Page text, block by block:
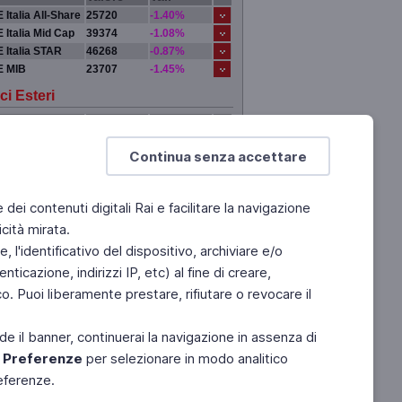
Continua senza accettare
contenuti digitali Rai e facilitare la navigazione
mirata.
l'identificativo del dispositivo, archiviare e/o
indirizzi IP, etc) al fine di creare,
Puoi liberamente prestare, rifiutare o revocare il
il banner, continuerai la navigazione in assenza di
Preferenze per selezionare in modo analitico
Italia All-Share 25720
-1.40%
Italia Mid Cap
39374
-1.08%
Italia STAR
46268
-0.87%
MIB
23707 -1.45%
Esteri
0.00%
0.00%
0.00%